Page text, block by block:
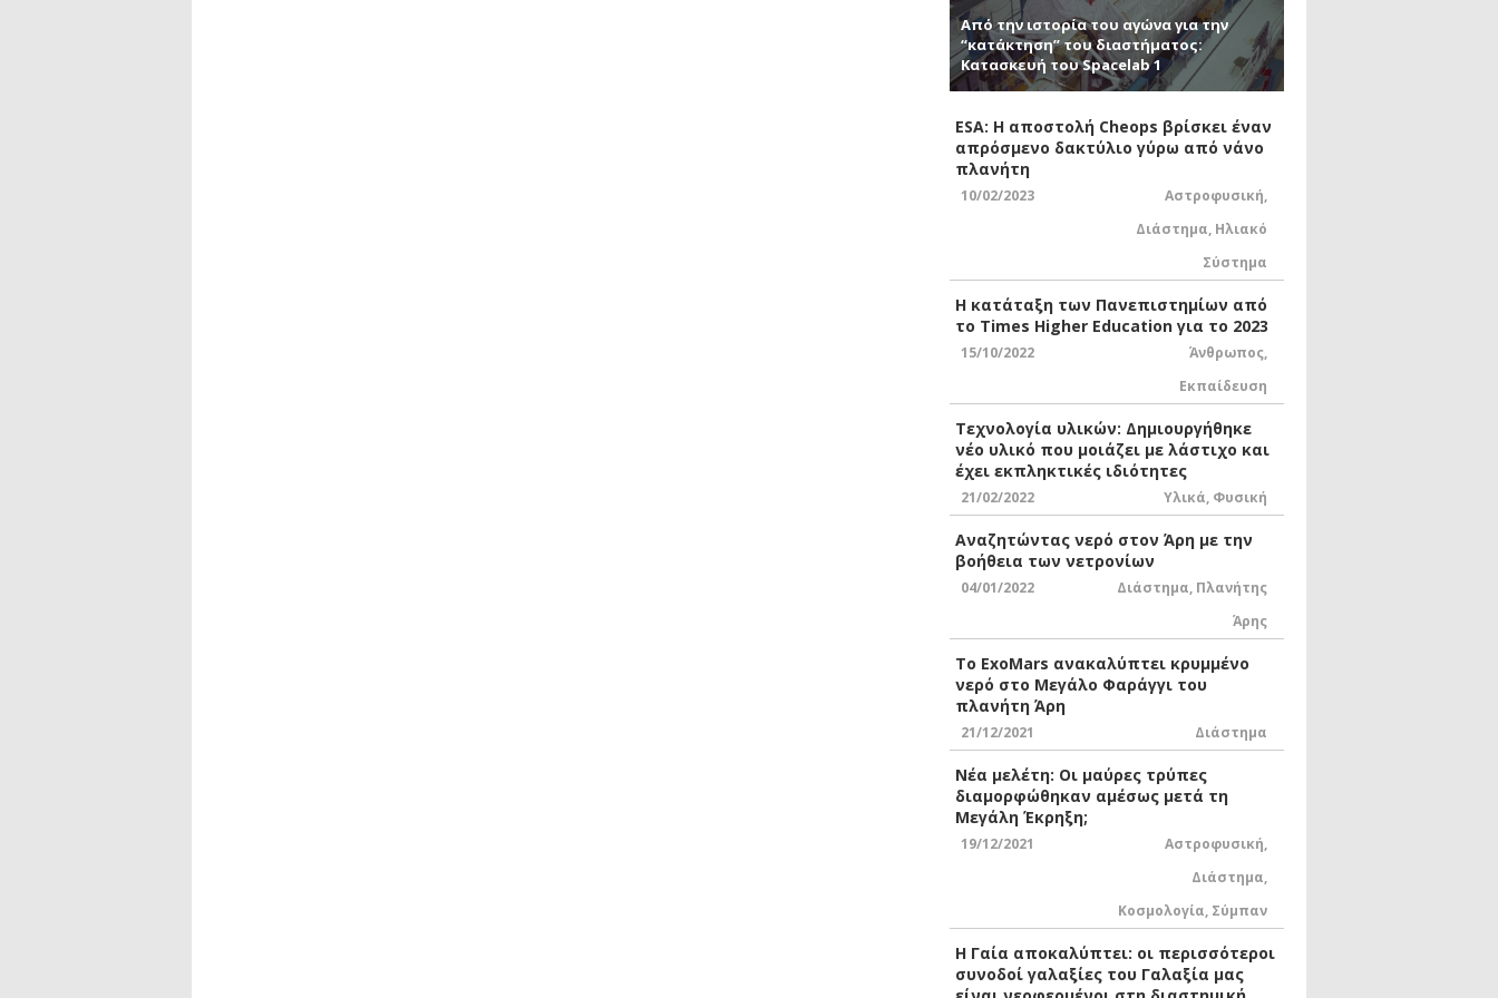
Από την ιστορία του αγώνα για την
“κατάκτηση” του διαστήματος:
Κατασκευή του Spacelab 1
ESA: Η αποστολή Cheops βρίσκει έναν
απρόσμενο δακτύλιο γύρω από νάνο
πλανήτη
10/02/2023 Αστροφυσική,
Διάστημα, Ηλιακό
Σύστημα
Η κατάταξη των Πανεπιστημίων από
το Times Higher Education για το 2023
15/10/2022 Άνθρωπος,
Εκπαίδευση
Τεχνολογία υλικών: Δημιουργήθηκε
νέο υλικό που μοιάζει με λάστιχο και
έχει εκπληκτικές ιδιότητες
21/02/2022 Υλικά, Φυσική
Αναζητώντας νερό στον Άρη με την
βοήθεια των νετρονίων
04/01/2022 Διάστημα, Πλανήτης
Άρης
Το ExoMars ανακαλύπτει κρυμμένο
νερό στο Μεγάλο Φαράγγι του
πλανήτη Άρη
21/12/2021 Διάστημα
Νέα μελέτη: Οι μαύρες τρύπες
διαμορφώθηκαν αμέσως μετά τη
Μεγάλη Έκρηξη;
19/12/2021 Αστροφυσική,
Διάστημα,
Κοσμολογία, Σύμπαν
Η Γαία αποκαλύπτει: οι περισσότεροι
συνοδοί γαλαξίες του Γαλαξία μας